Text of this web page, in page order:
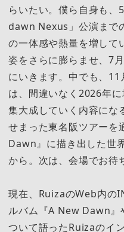
らいたい。僕ら自身も
dawn Nexus」公演まで
の一体感や熱量を増して
姿をさらに膨らませ、7
にいきます。中でも、
は、間違いなく2026年
集大成していく内容にな
せまった東名阪ツアーを
Dawn』に描き出した世
から。次は、会場でお待
現在、RuizaのWeb内の
ルバム『A New Dawn』
ついて語ったRuizaのイ